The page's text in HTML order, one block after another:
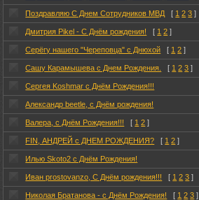
Поздравляю С Днем Сотрудников МВД [ 1 2 3 ]
Дмитрия Pikel - С Днём рождения! [ 1 2 ]
Серёгу нашего "Череповца" с Днюхой [ 1 2 ]
Сашу Карамышева с Днем Рождения. [ 1 2 3 ]
Сергея Koshmar с Днём Рождения!!!
Александр beetle, с Днём рождения!
Валера, с Днём Рождения!!! [ 1 2 ]
FIN, АНДРЕЙ с ДНЕМ РОЖДЕНИЯ? [ 1 2 ]
Илью Skoto2 с Днём Рождения!
Иван prostovanzo, С Днём рождения!!! [ 1 2 3 ]
Николая Братанова - с Днём Рождения! [ 1 2 3 ]